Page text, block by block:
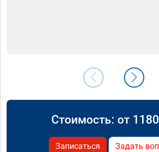
Стоимость: от
Записаться Задать